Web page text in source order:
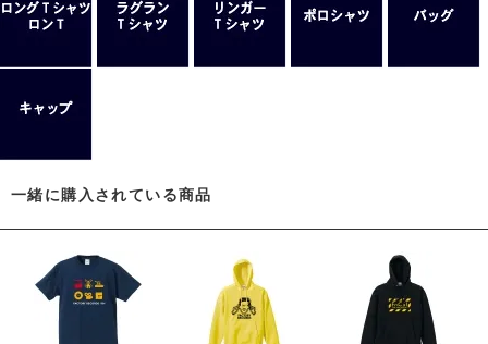
一緒に購入されている商品